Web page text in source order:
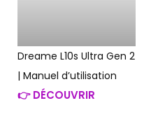
Dreame L10s Ultra Gen 2
| Manuel d’utilisation
👉 DÉCOUVRIR